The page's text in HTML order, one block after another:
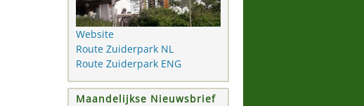
Website
Route Zuiderpark NL
Route Zuiderpark ENG
Maandelijkse Nieuwsbrief